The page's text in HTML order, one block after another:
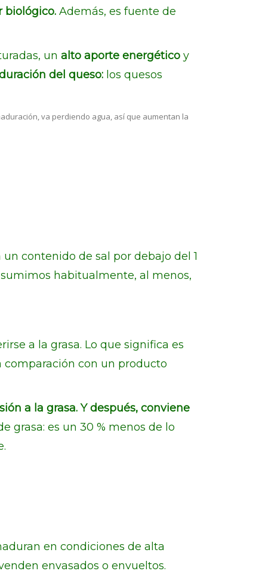
biológico. Además, es fuente de
un alto aporte energético y
del queso: los quesos
va perdiendo agua, así que aumentan la
un contenido de sal por debajo del 1
habitualmente, al menos,
a la grasa. Lo que significa es
con un producto
a la grasa. Y después, conviene
grasa: es un 30 % menos de lo
en condiciones de alta
envasados o envueltos.